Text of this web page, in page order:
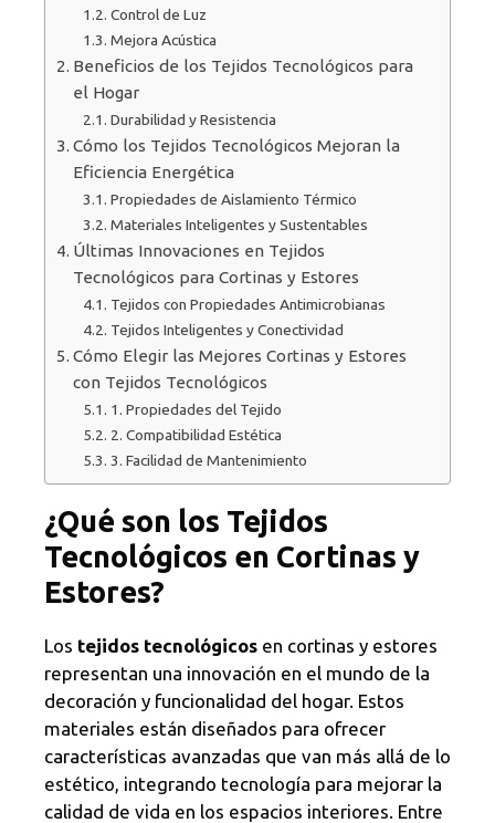
Control de Luz
Mejora Acústica
Beneficios de los Tejidos Tecnológicos para
el Hogar
Durabilidad y Resistencia
Cómo los Tejidos Tecnológicos Mejoran la
Eficiencia Energética
Propiedades de Aislamiento Térmico
Materiales Inteligentes y Sustentables
Últimas Innovaciones en Tejidos
Tecnológicos para Cortinas y Estores
Tejidos con Propiedades Antimicrobianas
Tejidos Inteligentes y Conectividad
Cómo Elegir las Mejores Cortinas y Estores
con Tejidos Tecnológicos
1. Propiedades del Tejido
2. Compatibilidad Estética
3. Facilidad de Mantenimiento
¿Qué son los Tejidos
Tecnológicos en Cortinas y
Estores?
Los tejidos tecnológicos en cortinas y estores
representan una innovación en el mundo de la
decoración y funcionalidad del hogar. Estos
materiales están diseñados para ofrecer
características avanzadas que van más allá de lo
estético, integrando tecnología para mejorar la
calidad de vida en los espacios interiores. Entre